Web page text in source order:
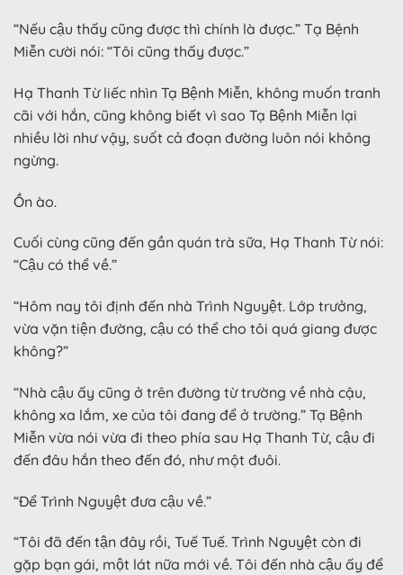
“Nếu cậu thấy cũng được thì chính là được.” Tạ Bệnh
Miễn cười nói: “Tôi cũng thấy được.”
Hạ Thanh Từ liếc nhìn Tạ Bệnh Miễn, không muốn tranh
cãi với hắn, cũng không biết vì sao Tạ Bệnh Miễn lại
nhiều lời như vậy, suốt cả đoạn đường luôn nói không
ngừng.
Ồn ào.
Cuối cùng cũng đến gần quán trà sữa, Hạ Thanh Từ nói:
“Cậu có thể về.”
“Hôm nay tôi định đến nhà Trình Nguyệt. Lớp trưởng,
vừa vặn tiện đường, cậu có thể cho tôi quá giang được
không?”
“Nhà cậu ấy cũng ở trên đường từ trường về nhà cậu,
không xa lắm, xe của tôi đang để ở trường.” Tạ Bệnh
Miễn vừa nói vừa đi theo phía sau Hạ Thanh Từ, cậu đi
đến đâu hắn theo đến đó, như một đuôi.
“Để Trình Nguyệt đưa cậu về.”
“Tôi đã đến tận đây rồi, Tuế Tuế. Trình Nguyệt còn đi
gặp bạn gái, một lát nữa mới về. Tôi đến nhà cậu ấy để